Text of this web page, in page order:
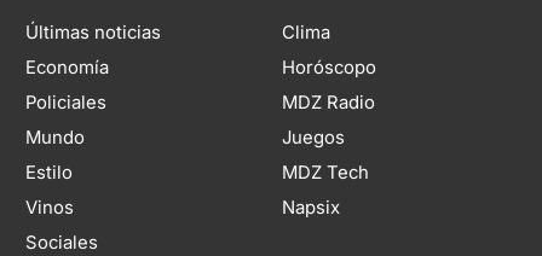
Últimas noticias
Economía
Policiales
Mundo
Estilo
Vinos
Sociales
Clima
Horóscopo
MDZ Radio
Juegos
MDZ Tech
Napsix